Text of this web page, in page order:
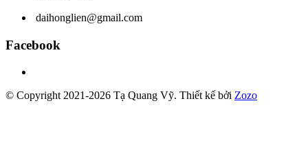
daihonglien@gmail.com
Facebook
© Copyright 2021-2026 Tạ Quang Vỹ. Thiết kế bởi Zozo